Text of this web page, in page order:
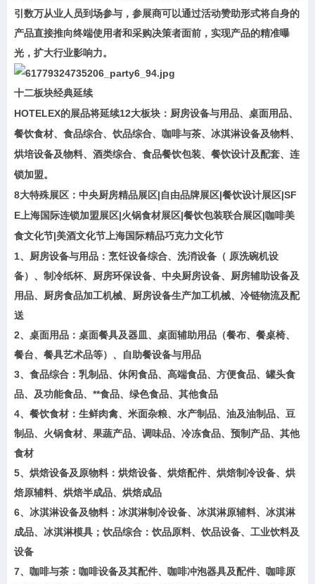
引数万从业人员到场参与，参展商可以通过活动赞助形式将自身的
产品直接推向终端使用者和采购决策者面前，实现产品的精准曝
光，扩大行业影响力。
十二板块经典延续
HOTELEX的展品将延续12大板块：厨房设备与用品、桌面用品、
餐饮食材、食品综合、饮品综合、咖啡与茶、冰淇淋设备及物料、
烘培设备及物料、酒类综合、食品餐饮包装、餐饮设计及配套、连
锁加盟。
8大特殊展区：中央厨房精品展区|自由品牌展区|餐饮设计展区|SF
E上海国际连锁加盟展区|火锅食材展区|餐饮包装联合展区|咖啡美
食文化节|美酒文化节上海国际精品巧克力文化节
1、厨房设备与用品：烹饪设备综合、洗消设备（ 原洗碗机设
备）、制冷纸杯、厨房环保设备、中央厨房设备、厨房辅助设备及
用品、厨房食品加工机械、厨房设备生产加工机械、冷链物流及配
送
2、桌面用品：桌面餐具及器皿、桌面辅助用品（餐布、餐桌椅、
餐台、餐具艺术品等）、自助餐设备与用品
3、食品综合：乳制品、休闲食品、高端食品、方便食品、罐头食
品、及功能食品、**食品、绿色食品、其他食品
4、餐饮食材：生鲜肉禽、米面杂粮、水产制品、油及油制品、豆
制品、火锅食材、果蔬产品、调味品、冷冻食品、预制产品、其他
食材
5、烘焙设备及原物料：烘焙设备、烘焙配件、烘焙制冷设备、烘
焙原辅料、烘焙半成品、烘焙成品
6、冰淇淋设备及物料：冰淇淋制冷设备、冰淇淋原辅料、冰淇淋
成品、冰淇淋模具；饮品综合：饮品原料、饮品设备、工业饮料及
设备
7、咖啡与茶：咖啡设备及其配件、咖啡冲泡器具及配件、咖啡原